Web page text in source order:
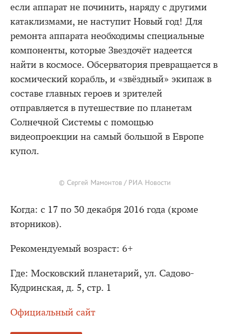
если аппарат не починить, наряду с другими
катаклизмами, не наступит Новый год! Для
ремонта аппарата необходимы специальные
компоненты, которые Звездочёт надеется
найти в космосе. Обсерватория превращается в
космический корабль, и «звёздный» экипаж в
составе главных героев и зрителей
отправляется в путешествие по планетам
Солнечной Системы с помощью
видеопроекции на самый большой в Европе
купол.
© Сергей Мамонтов / РИА Новости
Когда: с 17 по 30 декабря 2016 года (кроме
вторников).
Рекомендуемый возраст: 6+
Где: Московский планетарий, ул. Садово-
Кудринская, д. 5, стр. 1
Официальный сайт